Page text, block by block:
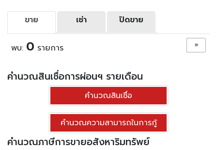
ขาย เช่า ปิดขาย
พบ: 0 รายการ »
คำนวณสินเชื่อการผ่อนฯ รายเดือน
คำนวณสินเชื่อ
คำนวณความสามารถในการกู้
คำนวณภาษีการขายอสังหาริมทรัพย์